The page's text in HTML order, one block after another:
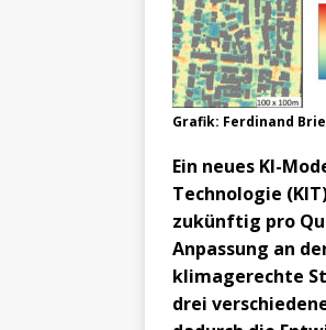
Grafik: Ferdinand
Ein neues KI-
Technologie
zukünftig pro
Anpassung an
klimagerechte
drei